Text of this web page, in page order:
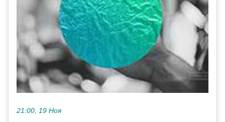
21:00, 19 Ноя